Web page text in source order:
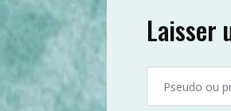
Laisser